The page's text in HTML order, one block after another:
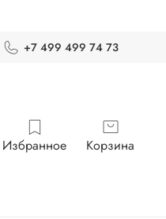
+7 499 499 74 73
Избранное Корзина